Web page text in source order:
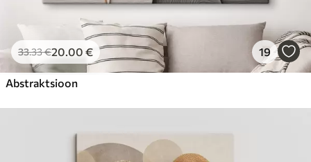
33.33€20.00 € 19
Abstraktsioon